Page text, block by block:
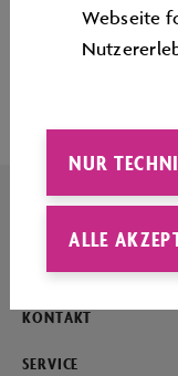
Seitenanfang
IMPRESSUM
KONTAKT
SERVICE
Webseite
NUR
ALLE